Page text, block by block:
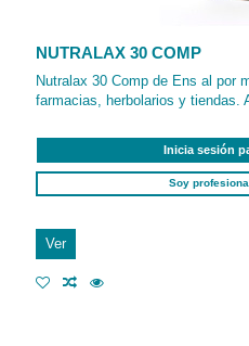
NUTRALAX 30 COMP
Nutralax 30 Comp de Ens al por
farmacias, herbolarios y tiendas.
Inicia sesión
Soy
Ver